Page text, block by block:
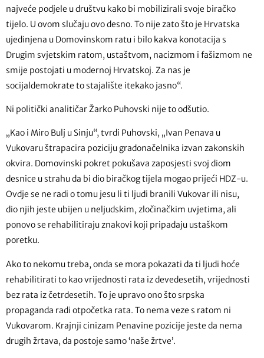
najveće podjele u društvu kako bi mobilizirali svoje biračko
tijelo. U ovom slučaju ovo desno. To nije zato što je Hrvatska
ujedinjena u Domovinskom ratu i bilo kakva konotacija s
Drugim svjetskim ratom, ustaštvom, nacizmom i fašizmom ne
smije postojati u modernoj Hrvatskoj. Za nas je
socijaldemokrate to stajalište itekako jasno“.
Ni politički analitičar Žarko Puhovski nije to odšutio.
„Kao i Miro Bulj u Sinju“, tvrdi Puhovski, „Ivan Penava u
Vukovaru štrapacira poziciju gradonačelnika izvan zakonskih
okvira. Domovinski pokret pokušava zaposjesti svoj diom
desnice u strahu da bi dio biračkog tijela mogao prijeći HDZ-u.
Ovdje se ne radi o tomu jesu li ti ljudi branili Vukovar ili nisu,
dio njih jeste ubijen u neljudskim, zločinačkim uvjetima, ali
ponovo se rehabilitiraju znakovi koji pripadaju ustaškom
poretku.
Ako to nekomu treba, onda se mora pokazati da ti ljudi hoće
rehabilitirati to kao vrijednosti rata iz devedesetih, vrijednosti
bez rata iz četrdesetih. To je upravo ono što srpska
propaganda radi otpočetka rata. To nema veze s ratom ni
Vukovarom. Krajnji cinizam Penavine pozicije jeste da nema
drugih žrtava, da postoje samo ‘naše žrtve’.